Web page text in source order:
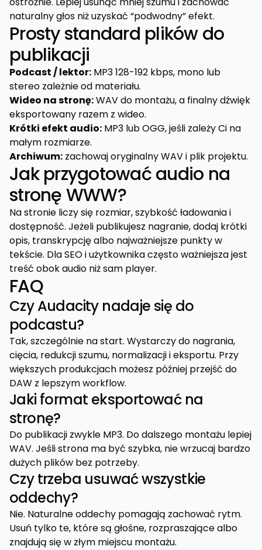
naturalny głos niż uzyskać “podwodny” efekt.
Prosty standard plików do
publikacji
Podcast / lektor: MP3 128-192 kbps, mono lub
stereo zależnie od materiału.
Wideo na stronę:WAV do montażu, a finalny dźwięk
eksportowany razem z wideo.
Krótki efekt audio: MP3 lub OGG, jeśli zależy Ci na
małym rozmiarze.
Archiwum: zachowaj oryginalny WAV i plik projektu.
Jak przygotować audio na
stronę WWW?
Na stronie liczy się rozmiar, szybkość ładowania i
dostępność. Jeżeli publikujesz nagranie, dodaj krótki
opis, transkrypcję albo najważniejsze punkty w
tekście. Dla SEO i użytkownika często ważniejsza jest
treść obok audio niż sam player.
FAQ
Czy Audacity nadaje się do
podcastu?
Tak, szczególnie na start. Wystarczy do nagrania,
cięcia, redukcji szumu, normalizacji i eksportu. Przy
większych produkcjach możesz później przejść do
DAW z lepszym workflow.
Jaki format eksportować na
stronę?
Do publikacji zwykle MP3. Do dalszego montażu lepiej
WAV. Jeśli strona ma być szybka, nie wrzucaj bardzo
dużych plików bez potrzeby.
Czy trzeba usuwać wszystkie
oddechy?
Nie. Naturalne oddechy pomagają zachować rytm.
Usuń tylko te, które są głośne, rozpraszające albo
znajdują się w złym miejscu montażu.